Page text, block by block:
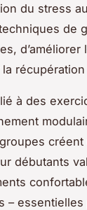
du stress
de
d’améliorer
à des
créent
débutants
–